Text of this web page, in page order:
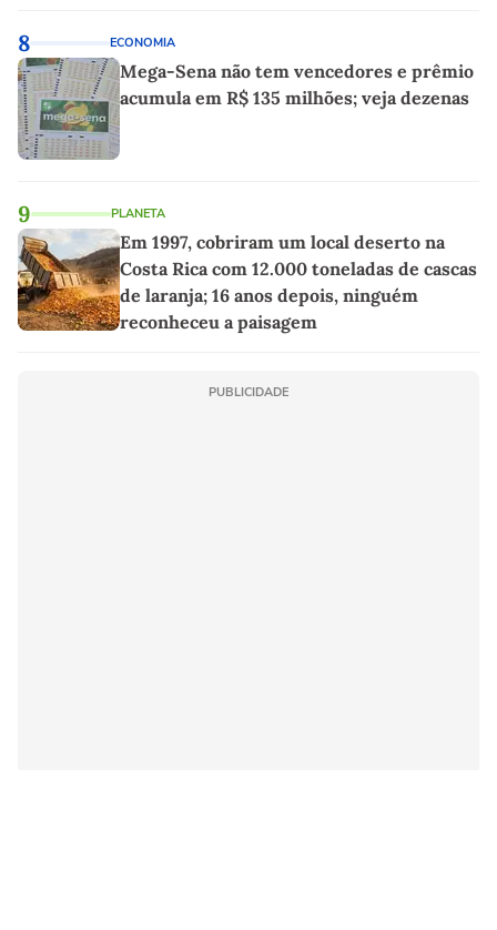
8 ECONOMIA
Mega-Sena não tem vencedores e prêmio
acumula em R$ 135 milhões; veja dezenas
9 PLANETA
Em 1997, cobriram um local deserto na
Costa Rica com 12.000 toneladas de cascas
de laranja; 16 anos depois, ninguém
reconheceu a paisagem
PUBLICIDADE